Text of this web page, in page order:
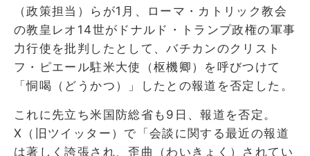
（政策担当）らが1月、ローマ・カトリック教会
の教皇レオ14世がドナルド・トランプ政権の軍事
力行使を批判したとして、バチカンのクリスト
フ・ピエール駐米大使（枢機卿）を呼びつけて
「恫喝（どうかつ）」したとの報道を否定した。
これに先立ち米国防総省も9日、報道を否定。
X（旧ツイッター）で「会談に関する最近の報道
は著しく誇張され、歪曲（わいきょく）されてい